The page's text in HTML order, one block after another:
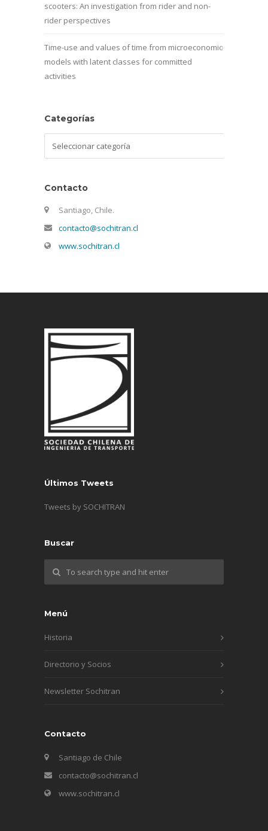
scooters: An investigation from rider and non-
rider perspectives
Time-use and values of time from microeconomic
models with latent classes for committed
activities
Categorías
Contacto
Santiago, Chile.
contacto@sochitran.cl
www.sochitran.cl
Últimos Tweets
Tweets by SOCHITRAN
Buscar
Menú
Historia
Directorio y Socios
Newsletter Sochitran
Contacto
Santiago de Chile
contacto@sochitran.cl
www.sochitran.cl